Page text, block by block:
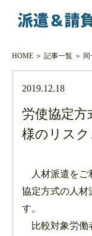
HOME＞ 記事一覧＞
2019.12.18
労使協定方
様のリス
人材派遣をご
協定方式の人材
す。
比較対象労働